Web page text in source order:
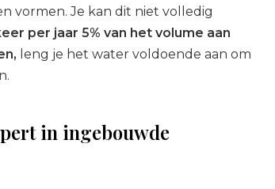
vormen. Je kan dit niet volledig
per jaar 5% van het volume aan
leng je het water voldoende aan om
in ingebouwde